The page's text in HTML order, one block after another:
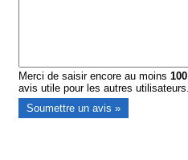
Merci de saisir encore au moins100
avis utile pour les autres utilisateurs.